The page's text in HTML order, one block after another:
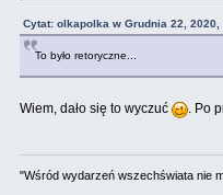
Cytat: olkapolka w Grudnia 22, 2020,
To było retoryczne...
Wiem, dało się to wyczuć . Po
"Wśród wydarzeń wszechświata nie